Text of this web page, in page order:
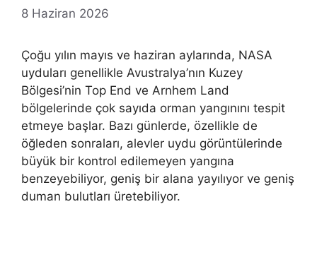
8 Haziran 2026
Çoğu yılın mayıs ve haziran aylarında, NASA
uyduları genellikle Avustralya’nın Kuzey
Bölgesi’nin Top End ve Arnhem Land
bölgelerinde çok sayıda orman yangınını tespit
etmeye başlar. Bazı günlerde, özellikle de
öğleden sonraları, alevler uydu görüntülerinde
büyük bir kontrol edilemeyen yangına
benzeyebiliyor, geniş bir alana yayılıyor ve geniş
duman bulutları üretebiliyor.